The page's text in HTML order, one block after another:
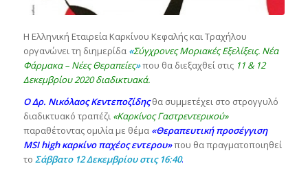
Η Ελληνική Εταιρεία Καρκίνου Κεφαλής και Τραχήλου
οργανώνει τη διημερίδα «Σύγχρονες Μοριακές Εξελίξεις. Νέα
Φάρμακα – Νέες Θεραπείες»που θα διεξαχθεί στις 11 & 12
Δεκεμβρίου 2020 διαδικτυακά.
Ο Δρ. Νικόλαος Κεντεποζίδηςθα συμμετέχει στο στρογγυλό
διαδικτυακό τραπέζι «Καρκίνος Γαστρεντερικού»
παραθέτοντας ομιλία με θέμα «Θεραπευτική προσέγγιση
MSI high καρκίνο παχέος εντερου»που θα πραγματοποιηθεί
το Σάββατο 12 Δεκεμβρίου στις 16:40.